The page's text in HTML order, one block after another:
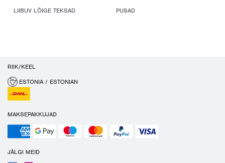
LIIBUV LÕIGE TEKSAD
PUSAD
RIIK/KEEL
ESTONIA / ESTONIAN
MAKSEPAKKUJAD
JÄLGI MEID